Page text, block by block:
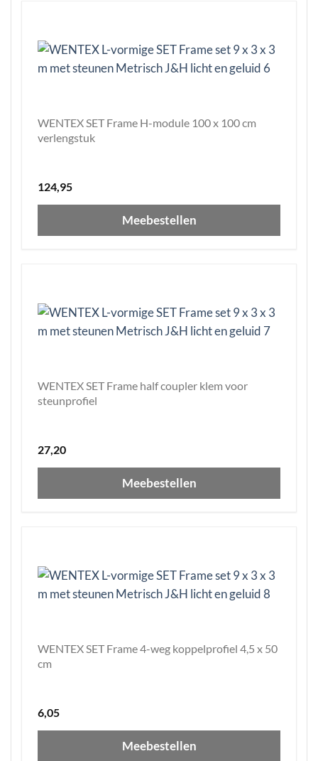
WENTEX SET Frame H-module 100 x 100 cm
verlengstuk
124,95
Meebestellen
WENTEX SET Frame half coupler klem voor
steunprofiel
27,20
Meebestellen
WENTEX SET Frame 4-weg koppelprofiel 4,5 x 50
cm
6,05
Meebestellen